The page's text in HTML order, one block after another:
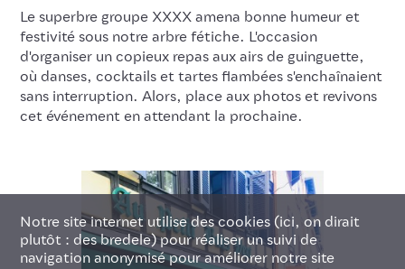
Notre site internet utilise des cookies (ici, on dirait
plutôt : des bredele) pour réaliser un suivi de
navigation anonymisé pour améliorer notre site
Le superbre groupe XXXX amena bonne humeur et
festivité sous notre arbre fétiche. L'occasion
d'organiser un copieux repas aux airs de guinguette,
où danses, cocktails et tartes flambées s'enchaînaient
sans interruption. Alors, place aux photos et revivons
cet événement en attendant la prochaine.